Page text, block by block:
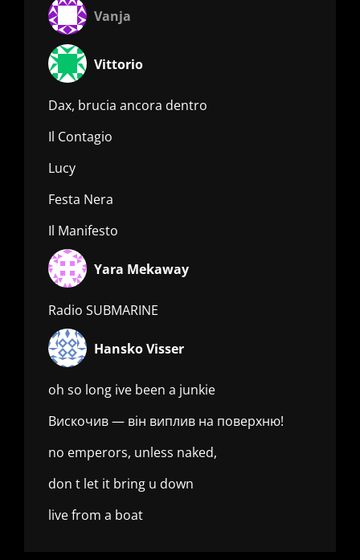
Vanja
Vittorio
Dax, brucia ancora dentro
Il Contagio
Lucy
Festa Nera
Il Manifesto
Yara Mekaway
Radio SUBMARINE
Hansko Visser
oh so long ive been a junkie
Вискочив — він виплив на поверхню!
no emperors, unless naked,
don t let it bring u down
live from a boat